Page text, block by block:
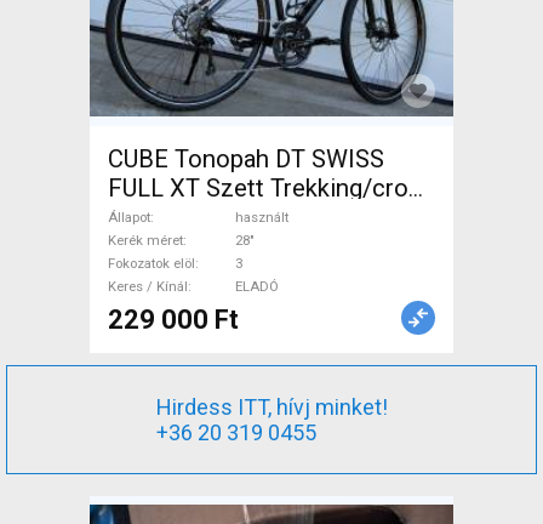
CUBE Tonopah DT SWISS
FULL XT Szett Trekking/cross
tárcsafék használt ELADÓ
Állapot
használt
Kerék méret
28"
Fokozatok elöl
3
Keres / Kínál
ELADÓ
229 000 Ft
Hirdess ITT, hívj minket!
+36 20 319 0455